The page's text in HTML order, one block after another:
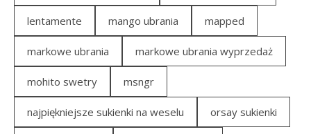
lentamente mango ubrania mapped
markowe ubrania markowe ubrania wyprzedaż
mohito swetry msngr
najpiękniejsze sukienki na weselu orsay sukienki